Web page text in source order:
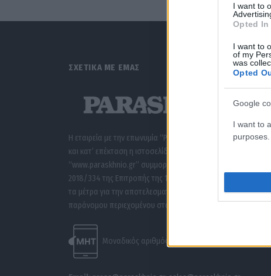
I want to
Opted In
I want to
of my
was
Opted
Google
I want to
purposes.
ΣΧΕΤΙΚΑ ΜΕ ΕΜΑΣ
Η εταιρεία με την επωνυμία “POLITICAL MEDIA GROUP A.E.”
και κατ’ επέκταση η ιστοσελίδα που κατέχει αυτή
“www.paraskhnio.gr” συμμορφώνονται με τη Σύσταση (ΕΕ)
2018/334 της Επιτροπής της 1ης Μαρτίου 2018 σχετικά με
τα μέτρα για την αποτελεσματική αντιμετώπιση του
παράνομου περιεχομένου στο διαδίκτυο (L 63).
Μοναδικός αριθμός Μ.Η.Τ. 262047